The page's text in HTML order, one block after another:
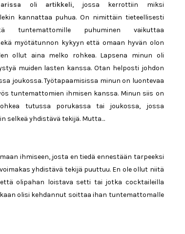
oli artikkeli, jossa kerrottiin miksi
kannattaa puhua. On nimittäin tieteellisesti
tuntemattomille puhuminen vaikuttaa
myötätunnon kykyyn että omaan hyvän olon
ollut aina melko rohkea. Lapsena minun oli
muiden lasten kanssa. Otan helposti johdon
joukossa. Työtapaamisissa minun on luontevaa
tuntemattomien ihmisen kanssa. Minun siis on
tutussa porukassa tai joukossa, jossa
selkeä yhdistävä tekijä. Mutta…
ihmiseen, josta en tiedä ennestään tarpeeksi
yhdistävä tekijä puuttuu. En ole ollut niitä
olipahan loistava setti tai jotka cocktaileilla
olisi kehdannut soittaa ihan tuntemattomalle